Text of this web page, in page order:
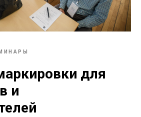
для
и